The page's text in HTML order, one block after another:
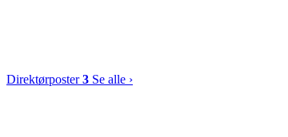
Direktørposter3 Se alle ›